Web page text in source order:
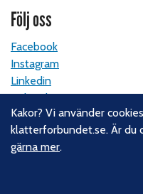
Följ oss
Facebook
Instagram
Linkedin
Nyhetsbrev
Kontakt
Kakor? Vi använder
klatterforbundet.se. Är du
gärna mer.